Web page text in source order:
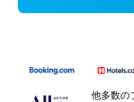
他多数の